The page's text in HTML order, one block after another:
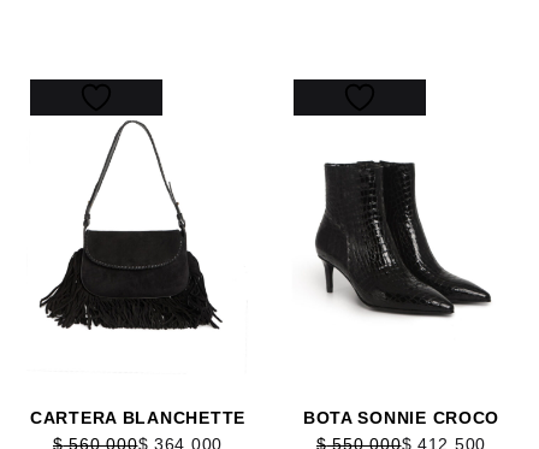
CARTERA BLANCHETTE
$ 364.000
$560.000
BOTA SONNIE CROCO
$ 412.500
$550.000